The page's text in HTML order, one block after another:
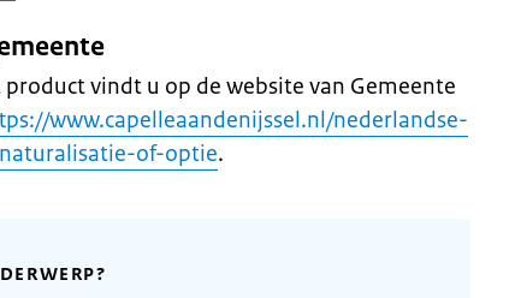
vindt u op de website van Gemeente
www.capelleaandenijssel.nl/nederlandse-
of-optie.